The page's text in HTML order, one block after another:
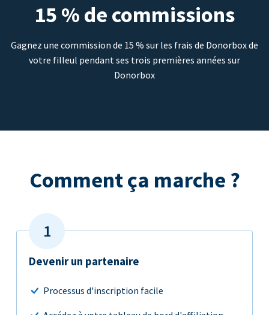
15 % de commissions
Gagnez une commission de 15 % sur les frais de Donorbox de
votre filleul pendant ses trois premières années sur
Donorbox
Comment ça marche ?
Devenir un partenaire
Processus d'inscription facile